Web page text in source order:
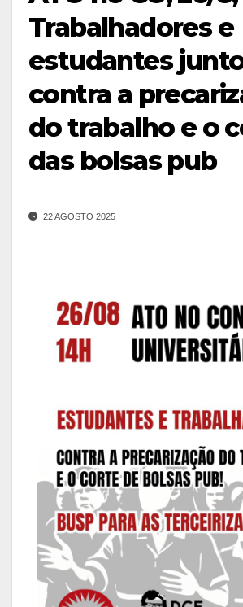
Trabalhadores e
estudantes
contra a
do trabalho e o
das bolsas pub
22 AGOSTO 2025